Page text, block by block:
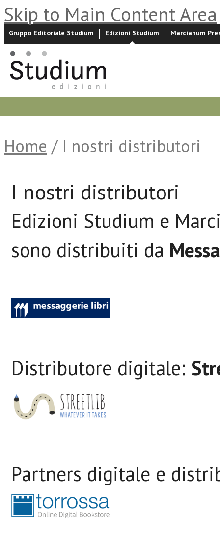
Skip to Main Content Area
Gruppo Editoriale Studium Edizioni Studium Marcianum
Home / I nostri distributori
I nostri distributori
Edizioni Studium e
sono distribuiti da
Distributore digitale:
Partners digitale e